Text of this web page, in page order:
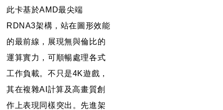
此卡基於AMD最尖端
RDNA3架構，站在圖形效能
的最前線，展現無與倫比的
運算實力，可順暢處理各式
工作負載。不只是4K遊戲，
其在複雜AI計算及高畫質創
作上表現同樣突出。先進架